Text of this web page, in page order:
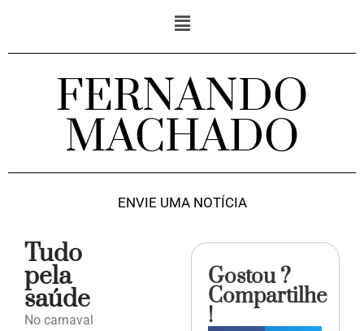
FERNANDO
MACHADO
ENVIE UMA NOTÍCIA
Tudo
pela
saúde
No carnaval
Gostou ?
Compartilhe
!